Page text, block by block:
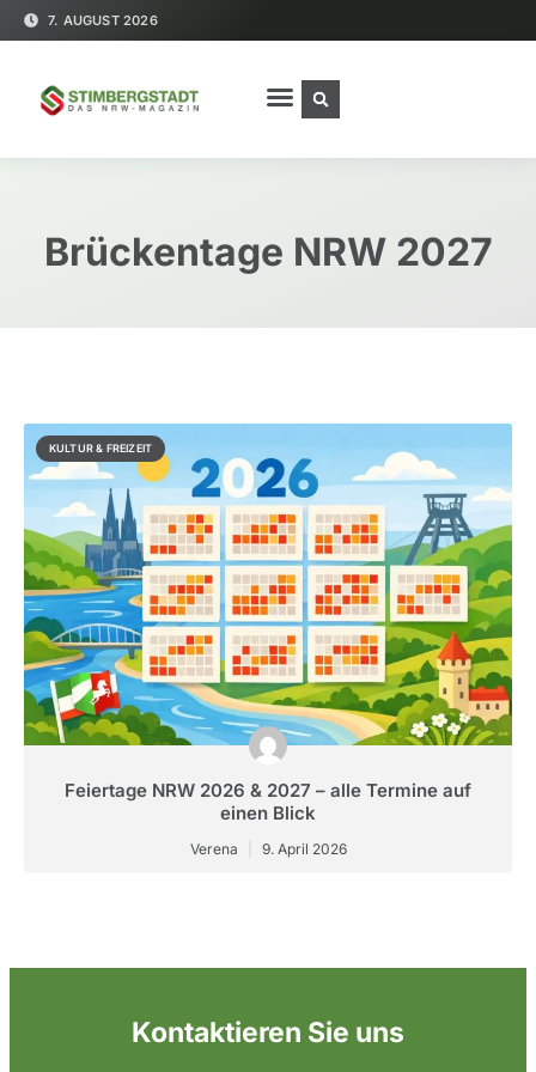
7. AUGUST 2026
Brückentage NRW 2027
KULTUR & FREIZEIT
Feiertage NRW 2026 & 2027 – alle Termine auf
einen Blick
Verena 9. April 2026
Kontaktieren Sie uns